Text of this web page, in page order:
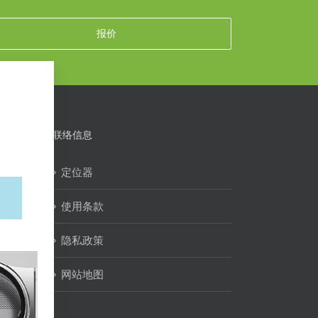
报价
联络信息
定位器
使用条款
隐私政策
网站地图